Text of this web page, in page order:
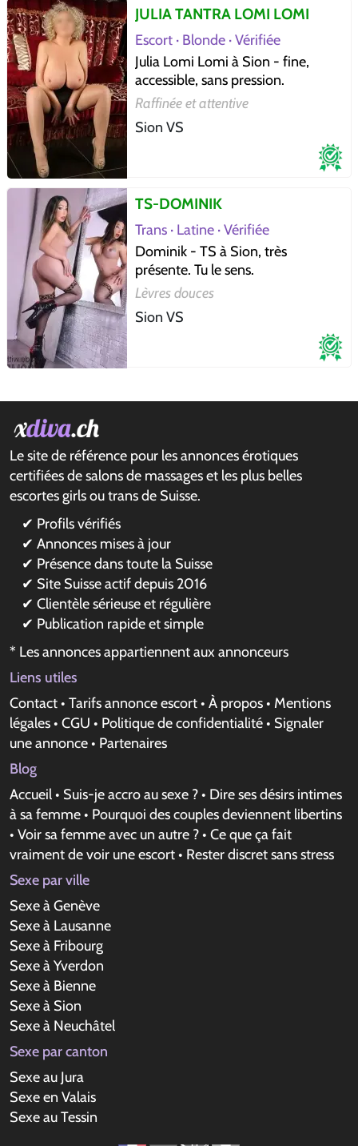
JULIA TANTRA LOMI LOMI
Escort · Blonde · Vérifiée
Julia Lomi Lomi à Sion - fine,
accessible, sans pression.
Raffinée et attentive
Sion VS
TS-DOMINIK
Trans · Latine · Vérifiée
Dominik - TS à Sion, très
présente. Tu le sens.
Lèvres douces
Sion VS
Le site de référence pour les annonces érotiques
certifiées de salons de massages et les plus belles
escortes girls ou trans de Suisse.
✔ Profils vérifiés
✔ Annonces mises à jour
✔ Présence dans toute la Suisse
✔ Site Suisse actif depuis 2016
✔ Clientèle sérieuse et régulière
✔ Publication rapide et simple
* Les annonces appartiennent aux annonceurs
Liens utiles
Contact • Tarifs annonce escort • À propos • Mentions
légales • CGU • Politique de confidentialité • Signaler
une annonce • Partenaires
Blog
Accueil • Suis-je accro au sexe ? • Dire ses désirs intimes
à sa femme • Pourquoi des couples deviennent libertins
• Voir sa femme avec un autre ? • Ce que ça fait
vraiment de voir une escort • Rester discret sans stress
Sexe par ville
Sexe à Genève
Sexe à Lausanne
Sexe à Fribourg
Sexe à Yverdon
Sexe à Bienne
Sexe à Sion
Sexe à Neuchâtel
Sexe par canton
Sexe au Jura
Sexe en Valais
Sexe au Tessin